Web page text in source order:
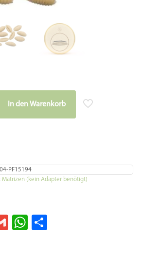
In den Warenkorb
PF15194
Matrizen (kein Adapter benötigt)
GmailWhatsApp